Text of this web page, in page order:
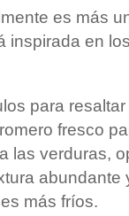
es más
inspirada en
para
fresco
las verduras,
abundante
más fríos.